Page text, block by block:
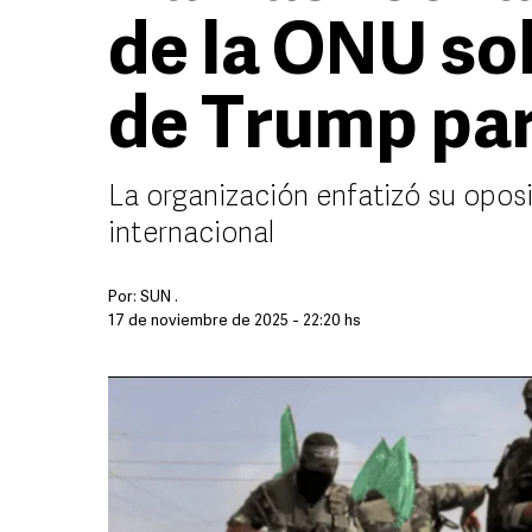
de la ONU
de Trump
La organización enfatizó su
internacional
Por: SUN .
17 de noviembre de 2025 - 22:20 hs